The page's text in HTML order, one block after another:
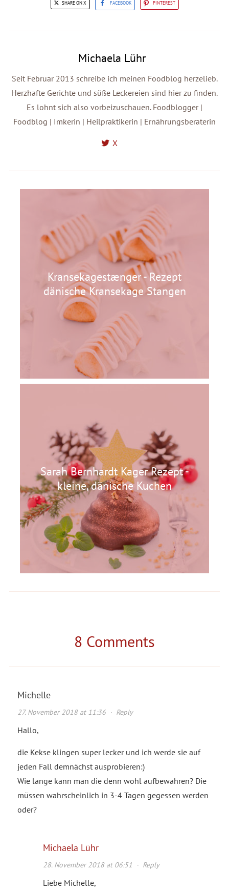
SHARE ON X FACEBOOK PINTEREST
Michaela Lühr
Seit Februar 2013 schreibe ich meinen Foodblog herzelieb.
Herzhafte Gerichte und süße Leckereien sind hier zu finden.
Es lohnt sich also vorbeizuschauen. Foodblogger |
Foodblog | Imkerin | Heilpraktikerin | Ernährungsberaterin
X
Kransekagestænger - Rezept
dänische Kransekage Stangen
Sarah Bernhardt Kager Rezept -
kleine, dänische Kuchen
8 Comments
Michelle
27. November 2018 at 11:36· Reply
Hallo,
die Kekse klingen super lecker und ich werde sie auf
jeden Fall demnächst ausprobieren:)
Wie lange kann man die denn wohl aufbewahren? Die
müssen wahrscheinlich in 3-4 Tagen gegessen werden
oder?
Michaela Lühr
28. November 2018 at 06:51 · Reply
Liebe Michelle,